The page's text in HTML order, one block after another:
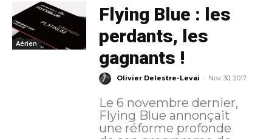
Aérien
Flying Blue : les
perdants, les
gagnants !
Olivier Delestre-Levai - Nov 30, 2017
Le 6 novembre dernier,
Flying Blue annonçait
une réforme profonde